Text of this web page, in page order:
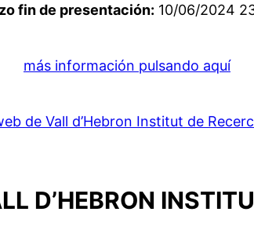
fin de presentación: 10/06/2024
más información pulsando aquí
de Vall d’Hebron Institut de
D’HEBRON